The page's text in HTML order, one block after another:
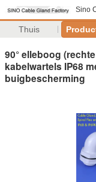
Sino
Thuis
90° elleboog
kabelwartels IP68
buigbescherming